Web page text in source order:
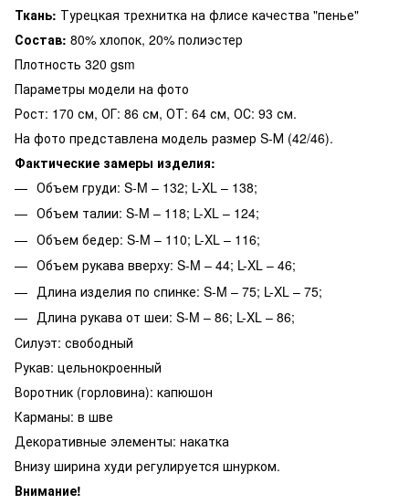
Ткань: Турецкая трехнитка на флисе качества "пенье"
Состав: 80% хлопок, 20% полиэстер
Плотность 320 gsm
Параметры модели на фото
Рост: 170 см, ОГ: 86 см, ОТ: 64 см, ОС: 93 см.
На фото представлена модель размер S-М (42/46).
Фактические замеры изделия:
Объем груди: S-M – 132; L-XL – 138;
Объем талии: S-M – 118; L-XL – 124;
Объем бедер: S-M – 110; L-XL – 116;
Объем рукава вверху: S-M – 44; L-XL – 46;
Длина изделия по спинке: S-M – 75; L-XL – 75;
Длина рукава от шеи: S-M – 86; L-XL – 86;
Силуэт: свободный
Рукав: цельнокроенный
Воротник (горловина): капюшон
Карманы: в шве
Декоративные элементы: накатка
Внизу ширина худи регулируется шнурком.
Внимание!